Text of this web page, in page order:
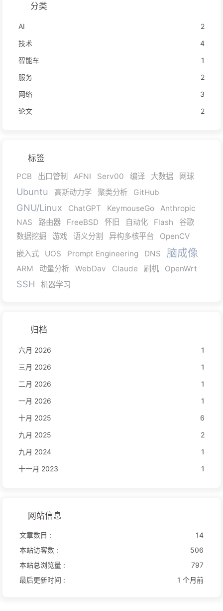
分类
AI
2
技术
4
智能车
1
服务
2
网络
3
论文
2
标签
PCB 出口管制 AFNI Serv00 编译 大数据 网球
Ubuntu 高斯动力学 聚类分析 GitHub
GNU/Linux ChatGPT KeymouseGo
Anthropic
NAS
路由器 FreeBSD 怀旧 自动化 Flash
谷歌
数据挖掘
游戏 语义分割 异构多核平台
OpenCV
嵌入式
UOS Prompt Engineering DNS 脑成像
ARM 动量分析 WebDav Claude 刷机 OpenWrt
SSH 机器学习
归档
六月 2026
1
三月 2026
1
二月 2026
1
一月 2026
1
十月 2025
6
九月 2025
2
九月 2024
1
十一月 2023
1
网站信息
文章数目 :
14
本站访客数 :
506
本站总浏览量 :
797
最后更新时间 :
1 个月前